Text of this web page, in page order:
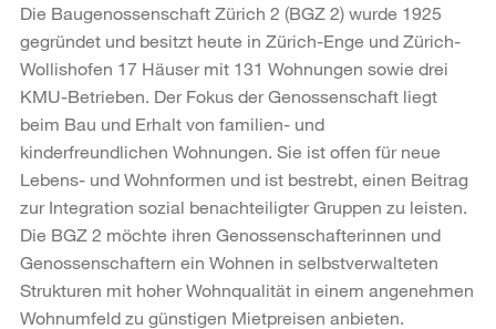
Die Baugenossenschaft Zürich 2 (BGZ 2) wurde 1925
gegründet und besitzt heute in Zürich-Enge und Zürich-
Wollishofen 17 Häuser mit 131 Wohnungen sowie drei
KMU-Betrieben. Der Fokus der Genossenschaft liegt
beim Bau und Erhalt von familien- und
kinderfreundlichen Wohnungen. Sie ist offen für neue
Lebens- und Wohnformen und ist bestrebt, einen Beitrag
zur Integration sozial benachteiligter Gruppen zu leisten.
Die BGZ 2 möchte ihren Genossenschafterinnen und
Genossenschaftern ein Wohnen in selbstverwalteten
Strukturen mit hoher Wohnqualität in einem angenehmen
Wohnumfeld zu günstigen Mietpreisen anbieten.